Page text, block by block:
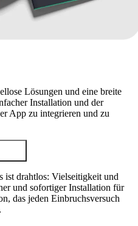
Lösungen und eine breite
Installation und der
App zu integrieren und zu
ist drahtlos: Vielseitigkeit und
und sofortiger Installation für
das jeden Einbruchsversuch